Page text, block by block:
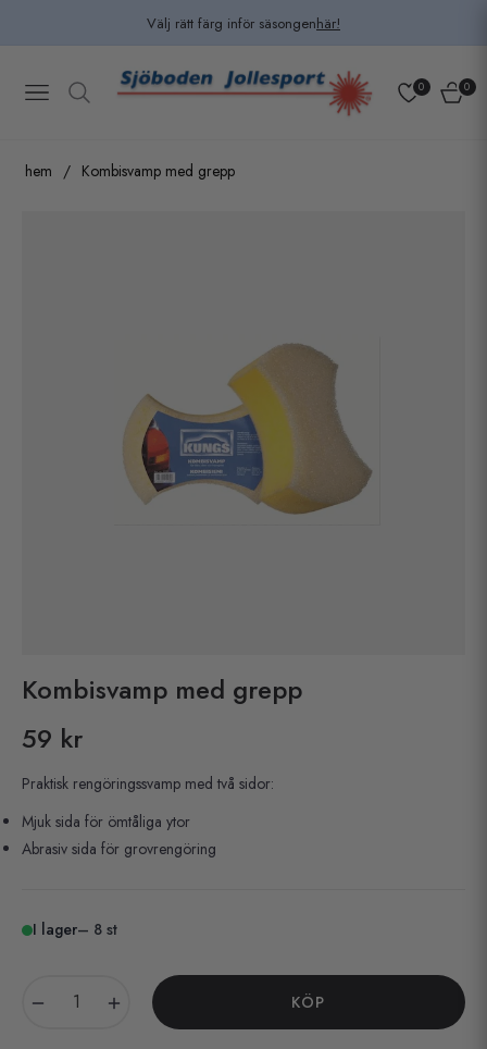
Välj rätt färg inför säsongenhär!
Navigation 0 0
hem / Kombisvamp med grepp
Kombisvamp med grepp
Pris
59 kr
Praktisk rengöringssvamp med två sidor:
Mjuk sida för ömtåliga ytor
Abrasiv sida för grovrengöring
I lager– 8 st
KÖP